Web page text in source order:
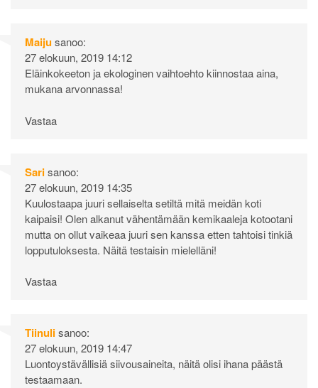
Maijusanoo:
27 elokuun, 2019 14:12
Eläinkokeeton ja ekologinen vaihtoehto kiinnostaa aina,
mukana arvonnassa!
Vastaa
Sarisanoo:
27 elokuun, 2019 14:35
Kuulostaapa juuri sellaiselta setiltä mitä meidän koti
kaipaisi! Olen alkanut vähentämään kemikaaleja kotootani
mutta on ollut vaikeaa juuri sen kanssa etten tahtoisi tinkiä
lopputuloksesta. Näitä testaisin mielelläni!
Vastaa
Tiinulisanoo:
27 elokuun, 2019 14:47
Luontoystävällisiä siivousaineita, näitä olisi ihana päästä
testaamaan.